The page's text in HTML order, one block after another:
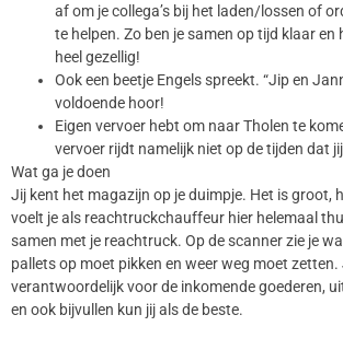
af om je collega’s bij het laden/lossen of
te helpen. Zo ben je samen op tijd klaar en
heel gezellig!
Ook een beetje Engels spreekt. “Jip en
voldoende hoor!
Eigen vervoer hebt om naar Tholen te
vervoer rijdt namelijk niet op de tijden dat
Wat ga je doen
Jij kent het magazijn op je duimpje. Het is groot,
voelt je als reachtruckchauffeur hier helemaal
samen met je reachtruck. Op de scanner zie je
pallets op moet pikken en weer weg moet zetten.
verantwoordelijk voor de inkomende goederen,
en ook bijvullen kun jij als de beste.